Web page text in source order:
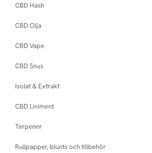
CBD Hash
CBD Olja
CBD Vape
CBD Snus
Isolat & Extrakt
CBD Liniment
Terpener
Rullpapper, blunts och tillbehör